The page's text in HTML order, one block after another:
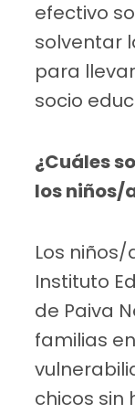
efectivo
solventar
para
socio
¿Cuáles
los niños/
Los
Instituto
de Paiva
familias
chicos sin